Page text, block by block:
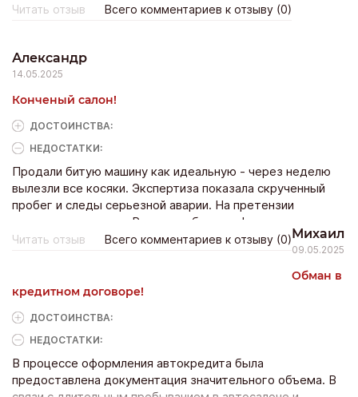
Читать отзыв Всего комментариев к отзыву (0)
Александр
14.05.2025
Конченый салон!
ДОСТОИНCТВА:
НЕДОСТАТКИ:
Продали битую машину как идеальную - через неделю
вылезли все косяки. Экспертиза показала скрученный
пробег и следы серьезной аварии. На претензии
отвечают угрозами. Реальные бандиты!
Читать отзыв Всего комментариев к отзыву (0)Михаил
09.05.2025
Обман в
кредитном договоре!
ДОСТОИНCТВА:
НЕДОСТАТКИ:
В процессе оформления автокредита была
предоставлена документация значительного объема. В